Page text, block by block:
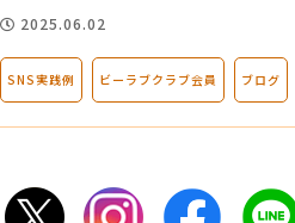
2025.06.02
SNS実践例 ビーラブクラブ会員 ブログ